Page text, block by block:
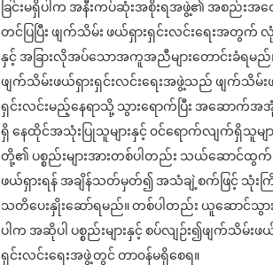
ခြင်းမရှိပါက အနီးကပ်ဆုံးအစိုးရအဖွဲ့၏ အစည်းအဝ
တင်ပြပြီး ဖျက်သိမ်း ဖယ်ရှားရှင်းလင်းရေးအတွက် လုံ
နှင့် အခြားလိုအပ်သောအကူအညီများတောင်းခံရမည်
ဖျက်သိမ်းဖယ်ရှားရှင်းလင်းရေးအဖွဲ့သည် ဖျက်သိမ်း
ရှင်းလင်းမည့်နေရာသို့ သွားရောက်ပြီး အဆောက်
ရှိ နေထိုင်အသုံးပြုသူများနှင့် ၀င်ရောက်လျက်ရှိသူမျာ
တို့၏ ပစ္စည်းများအားတစ်ပါတည်း သယ်ဆောင်ထွက်
ဖယ်ရှားရန် အချိန်သတ်မှတ်၍ အသံချဲ့စက်ဖြင့် သုံးက
သတိပေးနှိုးဆော်ရမည်။ တစ်ပါတည်း ယူဆောင်သွား
ပါက အဆိုပါ ပစ္စည်းများနှင့် စပ်လျဉ်း၍ဖျက်သိမ်းဖ
ရှင်းလင်းရေးအဖွဲ့တွင် တာ၀န်မရှိစေရ။